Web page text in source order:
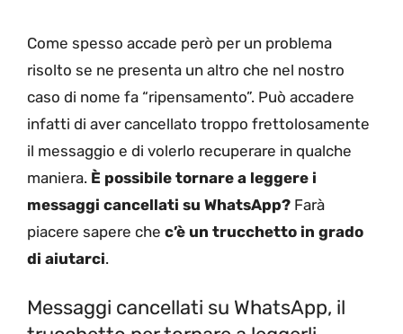
Come spesso accade però per un problema
risolto se ne presenta un altro che nel nostro
caso di nome fa “ripensamento”. Può accadere
infatti di aver cancellato troppo frettolosamente
il messaggio e di volerlo recuperare in qualche
maniera. È possibile tornare a leggere i
messaggi cancellati su WhatsApp? Farà
piacere sapere che c’è un trucchetto in grado
di aiutarci.
Messaggi cancellati su WhatsApp, il